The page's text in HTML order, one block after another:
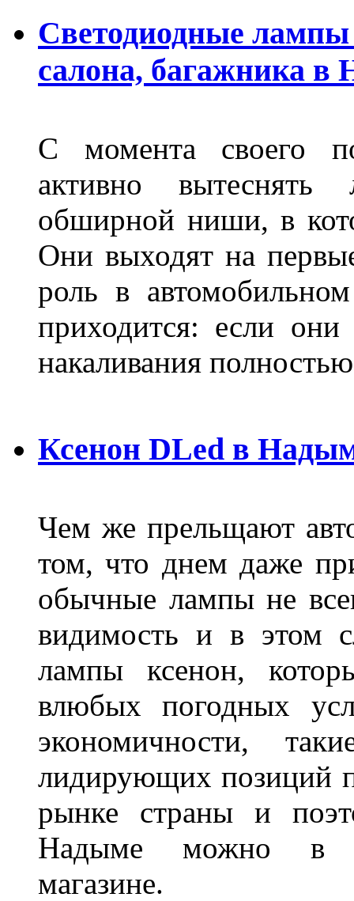
Светодиодные лампы
салона, багажника в
С момента своего
активно
обширной ниши, в
Они выходят на
роль в
приходится: если
накаливания
Ксенон DLed в
Чем же прельщают
том, что днем даже
обычные лампы не
видимость и в этом
лампы ксенон,
влюбых погодных
экономичности,
лидирующих позиций
рынке страны и
Надыме можно в
магазине.